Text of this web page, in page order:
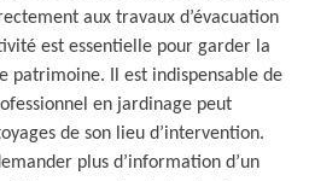
aux travaux d’évacuation
est essentielle pour garder la
patrimoine. Il est indispensable de
en jardinage peut
de son lieu d’intervention.
plus d’information d’un